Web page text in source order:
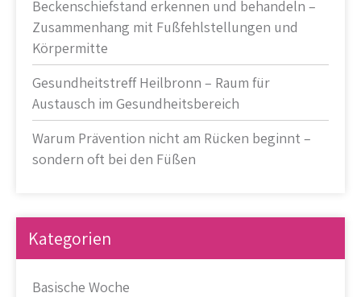
Beckenschiefstand erkennen und behandeln –
Zusammenhang mit Fußfehlstellungen und
Körpermitte
Gesundheitstreff Heilbronn – Raum für
Austausch im Gesundheitsbereich
Warum Prävention nicht am Rücken beginnt –
sondern oft bei den Füßen
Kategorien
Basische Woche